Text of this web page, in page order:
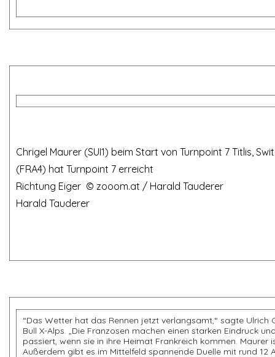
Chrigel Maurer (SUI1) beim Start von Turnpoint 7
(FRA4) hat Turnpoint 7 erreicht
Richtung Eiger © zooom.at / Harald
Harald Tauderer
“Das Wetter hat das Rennen jetzt verlangsamt,“ sagte Ulrich
Bull X-Alps. „Die Franzosen machen einen starken Eindruck
passiert, wenn sie in ihre Heimat Frankreich kommen. Maurer
Außerdem gibt es im Mittelfeld spannende Duelle mit rund 12